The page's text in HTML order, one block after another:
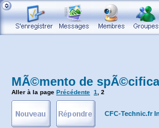
MÃ©mento de
Aller à la page Précédente 1 2
CFC-Technic.fr